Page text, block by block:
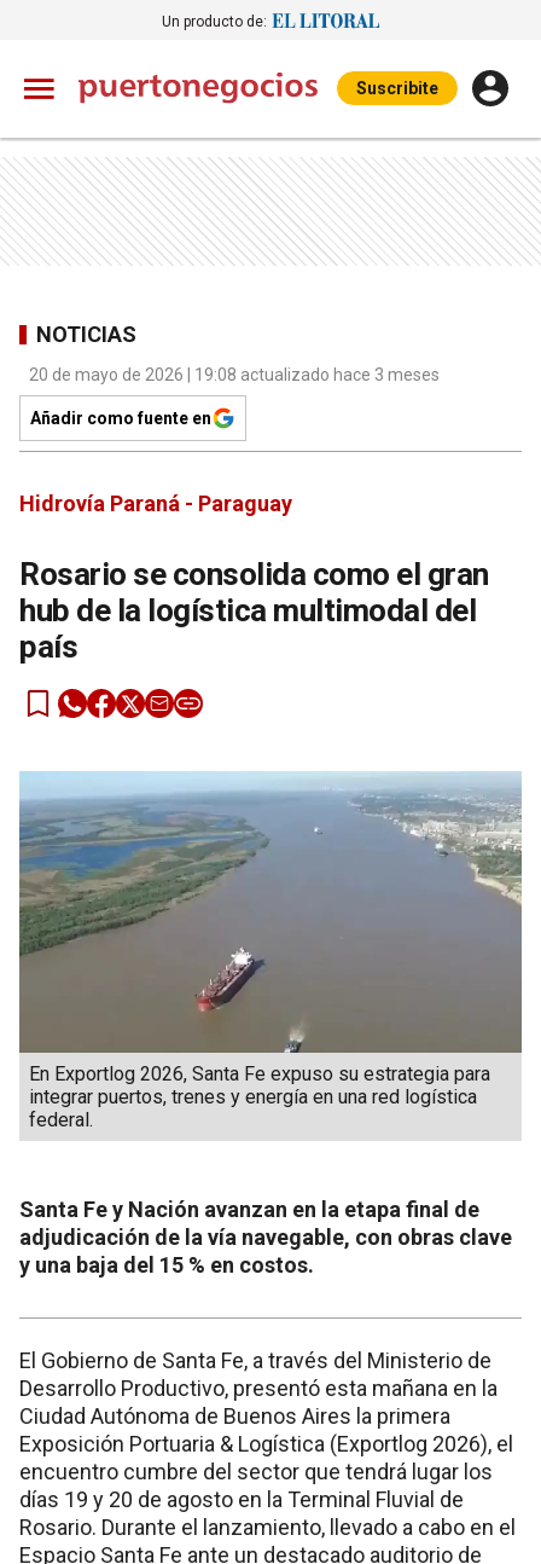
Un producto de:
Suscribite
NOTICIAS
20 de mayo de 2026 | 19:08 actualizado hace 3 meses
Añadir como fuente en
Hidrovía Paraná - Paraguay
Rosario se consolida como el gran
hub de la logística multimodal del
país
En Exportlog 2026, Santa Fe expuso su estrategia para
integrar puertos, trenes y energía en una red logística
federal.
Santa Fe y Nación avanzan en la etapa final de
adjudicación de la vía navegable, con obras clave
y una baja del 15 % en costos.
El Gobierno de Santa Fe, a través del Ministerio de
Desarrollo Productivo, presentó esta mañana en la
Ciudad Autónoma de Buenos Aires la primera
Exposición Portuaria & Logística (Exportlog 2026), el
encuentro cumbre del sector que tendrá lugar los
días 19 y 20 de agosto en la Terminal Fluvial de
Rosario. Durante el lanzamiento, llevado a cabo en el
Espacio Santa Fe ante un destacado auditorio de